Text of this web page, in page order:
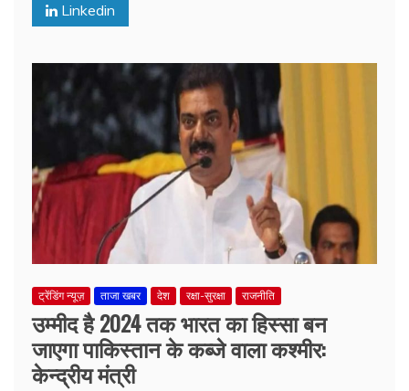
Linkedin
ट्रेंडिंग न्यूज़ ताजा खबर देश रक्षा-सुरक्षा राजनीति
उम्मीद है 2024 तक भारत का हिस्सा बन
जाएगा पाकिस्तान के कब्जे वाला कश्मीर:
केन्द्रीय मंत्री